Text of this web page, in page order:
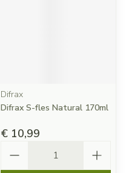
Difrax
Difrax S-fles Natural 170ml
€ 10,99